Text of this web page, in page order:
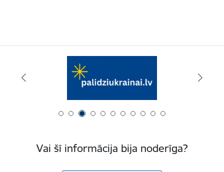
Vai šī informācija bija noderīga?